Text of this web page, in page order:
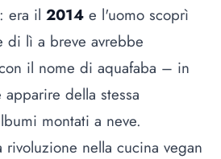
era il 2014 e l'uomo scoprì
di lì a breve avrebbe
il nome di aquafaba – in
della stessa
montati a neve.
rivoluzione nella cucina vegan